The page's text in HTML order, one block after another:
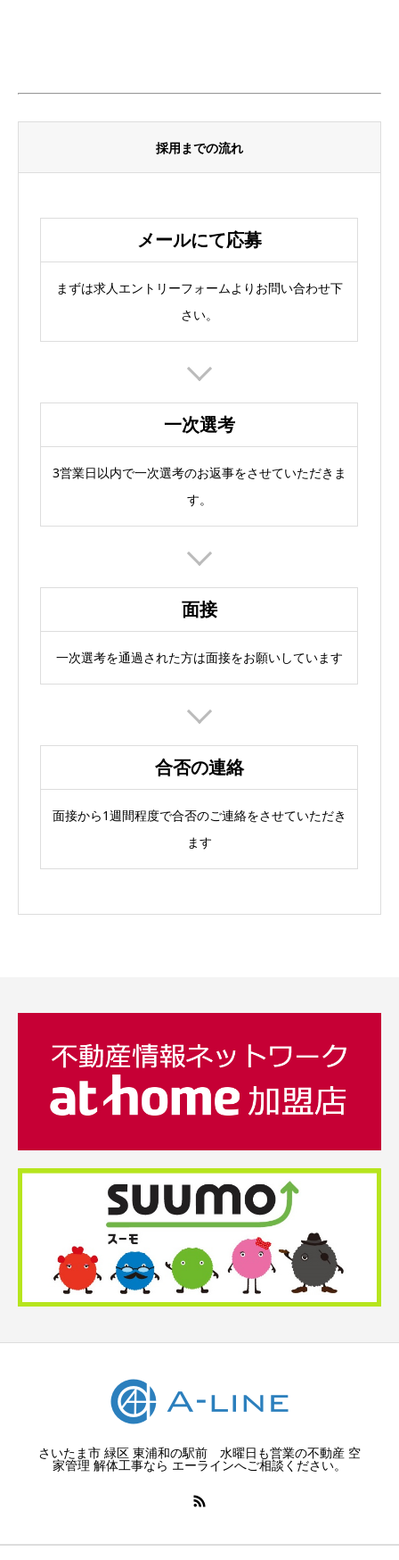
採用までの流れ
メールにて応募
まずは求人エントリーフォームよりお問い合わせ下
さい。
一次選考
3営業日以内で一次選考のお返事をさせていただきま
す。
面接
一次選考を通過された方は面接をお願いしています
合否の連絡
面接から1週間程度で合否のご連絡をさせていただき
ます
さいたま市 緑区 東浦和の駅前 水曜日も営業の不動産 空
家管理 解体工事なら エーラインへご相談ください。